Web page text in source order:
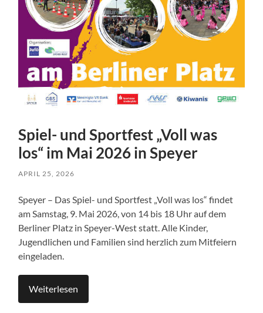
Spiel- und Sportfest „Voll was
los“ im Mai 2026 in Speyer
APRIL 25, 2026
Speyer – Das Spiel- und Sportfest „Voll was los“ findet
am Samstag, 9. Mai 2026, von 14 bis 18 Uhr auf dem
Berliner Platz in Speyer-West statt. Alle Kinder,
Jugendlichen und Familien sind herzlich zum Mitfeiern
eingeladen.
Weiterlesen